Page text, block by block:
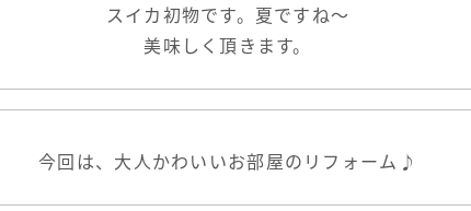
スイカ初物です。夏ですね〜
美味しく頂きます。
今回は、大人かわいいお部屋のリフォーム♪